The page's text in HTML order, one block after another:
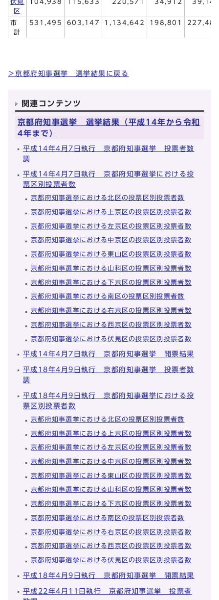
伏見
区
104,938 115,633 220,571 34,912
市
計
531,495 603,147 1,134,642 198,801
＞京都府知事選挙 選挙結果に戻る
関連コンテンツ
京都府知事選挙 選挙結果（平成14年から令和
4年まで）
平成14年4月7日執行 京都府知事選挙 投票者数
調
平成14年4月7日執行 京都府知事選挙における投
票区別投票者数
京都府知事選挙における北区の投票区別投票者数
京都府知事選挙における上京区の投票区別投票者数
京都府知事選挙における左京区の投票区別投票者数
京都府知事選挙における中京区の投票区別投票者数
京都府知事選挙における東山区の投票区別投票者数
京都府知事選挙における山科区の投票区別投票者数
京都府知事選挙における下京区の投票区別投票者数
京都府知事選挙における南区の投票区別投票者数
京都府知事選挙における右京区の投票区別投票者数
京都府知事選挙における西京区の投票区別投票者数
京都府知事選挙における伏見区の投票区別投票者数
平成14年4月7日執行 京都府知事選挙 開票結果
平成18年4月9日執行 京都府知事選挙 投票者数
調
平成18年4月9日執行 京都府知事選挙における投
票区別投票者数
京都府知事選挙における北区の投票区別投票者数
京都府知事選挙における上京区の投票区別投票者数
京都府知事選挙における左京区の投票区別投票者数
京都府知事選挙における中京区の投票区別投票者数
京都府知事選挙における東山区の投票区別投票者数
京都府知事選挙における山科区の投票区別投票者数
京都府知事選挙における下京区の投票区別投票者数
京都府知事選挙における南区の投票区別投票者数
京都府知事選挙における右京区の投票区別投票者数
京都府知事選挙における西京区の投票区別投票者数
京都府知事選挙における伏見区の投票区別投票者数
平成18年4月9日執行 京都府知事選挙 開票結果
平成22年4月11日執行 京都府知事選挙 投票者